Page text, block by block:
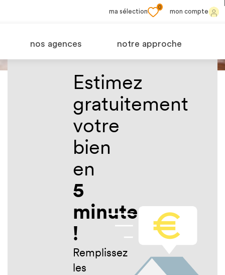
ma sélection
0
mon compte
nos agences notre approche
Quelle
est la
juste
votre
bien ?
Estimez
gratuitement
votre
bien
en
5
minutes
!
Remplissez
les